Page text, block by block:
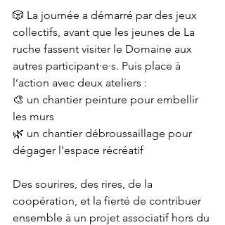
🎲 La journée a démarré par des jeux
collectifs, avant que les jeunes de La
ruche fassent visiter le Domaine aux
autres participant·e·s. Puis place à
l’action avec deux ateliers :
🎨 un chantier peinture pour embellir
les murs
🌿 un chantier débroussaillage pour
dégager l'espace récréatif
Des sourires, des rires, de la
coopération, et la fierté de contribuer
ensemble à un projet associatif hors du